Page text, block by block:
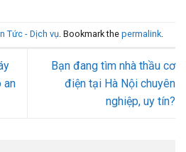
Tức - Dịch vụ. Bookmark the permalink.
an
Bạn đang tìm nhà thầu cơ
điện tại Hà Nội chuyên
nghiệp, uy tín?